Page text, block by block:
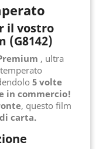
il vostro
(G8142)
, ultra
5 volte
in commercio!
, questo film
carta.